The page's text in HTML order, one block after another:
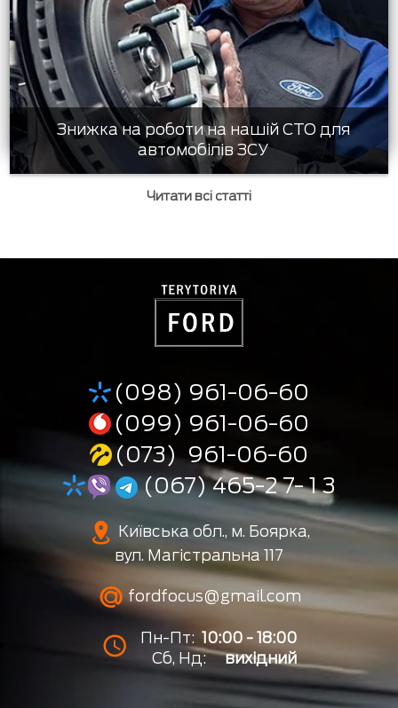
Знижка на роботи на нашій СТО для
автомобілів ЗСУ
Читати всі статті
(098) 961-06-60
(099) 961-06-60
(073) 961-06-60
(067) 465-2 7- 1 3
Київська обл., м. Боярка,
вул. Магістральна 117
fordfocus@gmail.com
Пн-Пт: 10:00 - 18:00
Сб, Нд:
вихідний